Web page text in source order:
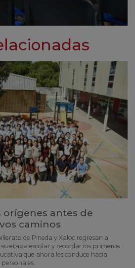
orígenes antes de
caminos
de Pineda y Xaloc regresan a
etapa escolar y recordar los primeros
que ahora les conduce hacia